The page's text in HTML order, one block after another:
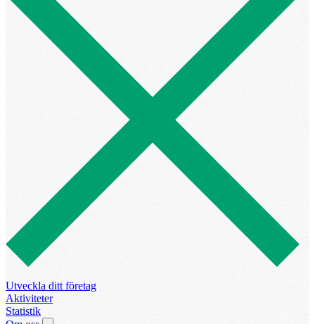
Utveckla ditt företag
Aktiviteter
Statistik